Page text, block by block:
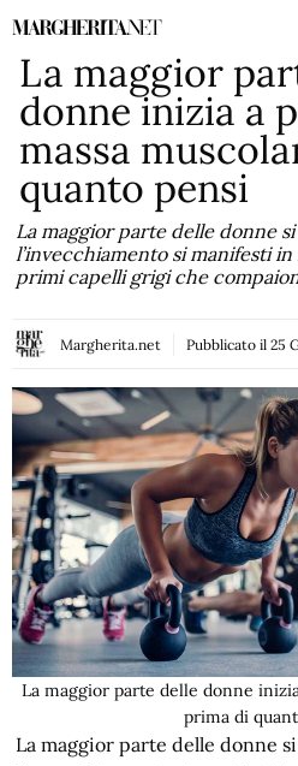
Vai
contenuto
La maggior
donne inizia a
massa
quanto pensi
La maggior parte delle donne
l’invecchiamento si manifesti
primi capelli grigi che
Margherita.net Pubblicato il 25
La maggior parte delle donne
prima di
La maggior parte delle donne